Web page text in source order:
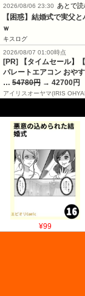
2026/08/06 23:30
あとで読
【困惑】結婚式で実父
ｗ
キスログ
2026/08/07 01:00時点
[PR] 【タイムセール】
パレートエアコン おや
… 54780円 → 42700円
アイリスオーヤマ(IRIS
¥99